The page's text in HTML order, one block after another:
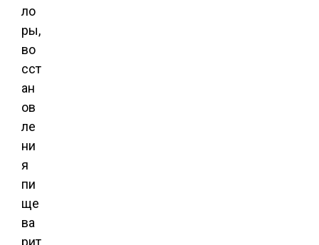
ло
ры,
во
сст
ан
ов
ле
ни
я
пи
ще
ва
рит